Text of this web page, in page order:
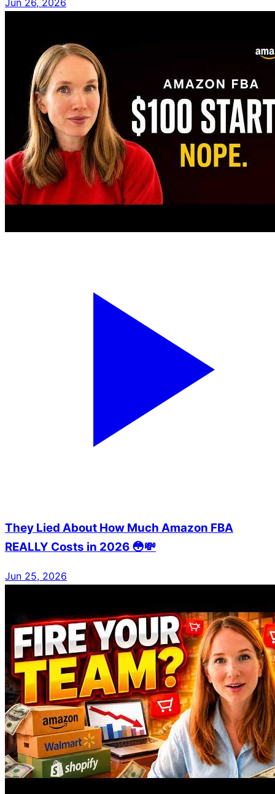
They Lied About How Much Amazon FBA
REALLY Costs in 2026 😳💸
Jun 25, 2026